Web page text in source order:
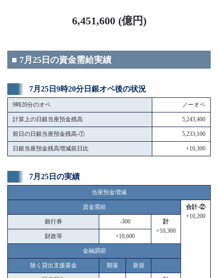
6,451,600 (億円)
■ 7月25日の資金需給実績
7月25日9時20分日銀オペ後の状況
9時20分のオペ ノーオペ
計算上の日銀当座預金残高 5,243,400
前日の日銀当座預金残高-① 5,233,100
日銀当座預金残高増減前日比 +10,300
7月25日の実績
当座預金増減
資金需給
合計-②
+10,200
銀行券 -300
計
+10,300
財政等 +10,600
金融調節
除く貸出支援基金 期落 新規